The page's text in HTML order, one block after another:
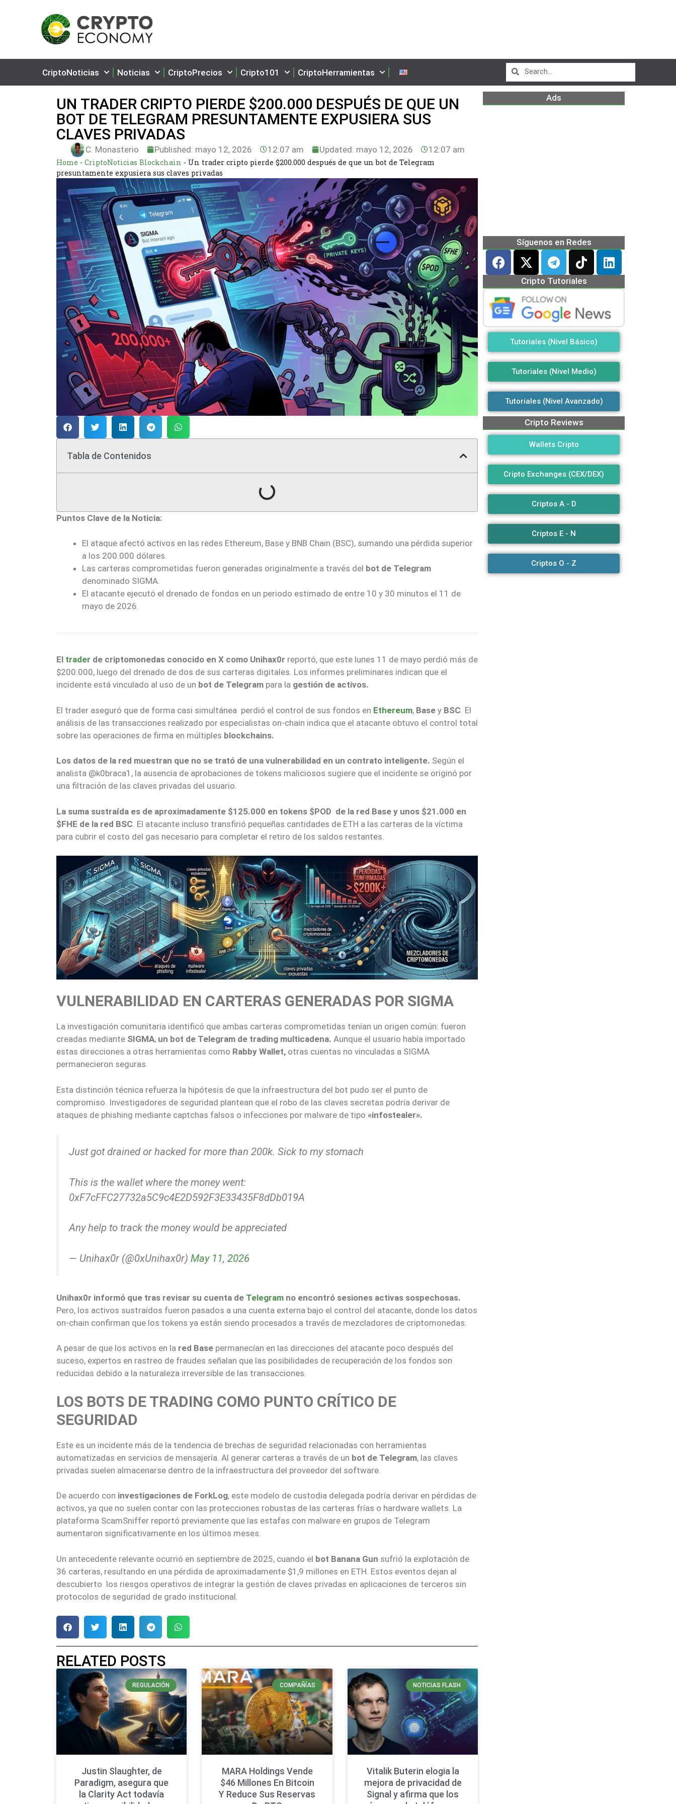
CriptoNoticias Noticias CriptoPrecios Cripto101 CriptoHerramientas
UN TRADER CRIPTO PIERDE $200.000 DESPUÉS DE QUE UN
BOT DE TELEGRAM PRESUNTAMENTE EXPUSIERA SUS
CLAVES PRIVADAS
C. Monasterio Published: mayo 12, 2026 12:07 am Updated: mayo 12, 2026 12:07 am
Home - CriptoNoticias Blockchain - Un trader cripto pierde $200.000 después de que un bot de Telegram
presuntamente expusiera sus claves privadas
Tabla de Contenidos
Puntos Clave de la Noticia:
El ataque afectó activos en las redes Ethereum, Base y BNB Chain (BSC), sumando una pérdida superior
a los 200.000 dólares.
Las carteras comprometidas fueron generadas originalmente a través del bot de Telegram
denominado SIGMA.
El atacante ejecutó el drenado de fondos en un periodo estimado de entre 10 y 30 minutos el 11 de
mayo de 2026.
El trader de criptomonedas conocido en X como Unihax0r reportó, que este lunes 11 de mayo perdió más de
$200.000, luego del drenado de dos de sus carteras digitales. Los informes preliminares indican que el
incidente está vinculado al uso de un bot de Telegram para la gestión de activos.
El trader aseguró que de forma casi simultánea perdió el control de sus fondos en Ethereum, Base y BSC . El
análisis de las transacciones realizado por especialistas on-chain indica que el atacante obtuvo el control total
sobre las operaciones de firma en múltiples blockchains.
Los datos de la red muestran que no se trató de una vulnerabilidad en un contrato inteligente. Según el
analista @k0braca1, la ausencia de aprobaciones de tokens maliciosos sugiere que el incidente se originó por
una filtración de las claves privadas del usuario.
La suma sustraída es de aproximadamente $125.000 en tokens $POD de la red Base y unos $21.000 en
$FHE de la red BSC . El atacante incluso transfirió pequeñas cantidades de ETH a las carteras de la víctima
para cubrir el costo del gas necesario para completar el retiro de los saldos restantes.
VULNERABILIDAD EN CARTERAS GENERADAS POR SIGMA
La investigación comunitaria identificó que ambas carteras comprometidas tenían un origen común: fueron
creadas mediante SIGMA, un bot de Telegram de trading multicadena. Aunque el usuario había importado
estas direcciones a otras herramientas como Rabby Wallet, otras cuentas no vinculadas a SIGMA
permanecieron seguras.
Esta distinción técnica refuerza la hipótesis de que la infraestructura del bot pudo ser el punto de
compromiso. Investigadores de seguridad plantean que el robo de las claves secretas podría derivar de
ataques de phishing mediante captchas falsos o infecciones por malware de tipo «infostealer».
Just got drained or hacked for more than 200k. Sick to my stomach
This is the wallet where the money went:
0xF7cFFC27732a5C9c4E2D592F3E33435F8dDb019A
Any help to track the money would be appreciated
— Unihax0r (@0xUnihax0r) May 11, 2026
Unihax0r informó que tras revisar su cuenta de Telegram no encontró sesiones activas sospechosas.
Pero, los activos sustraídos fueron pasados a una cuenta externa bajo el control del atacante, donde los datos
on-chain confirman que los tokens ya están siendo procesados a través de mezcladores de criptomonedas.
A pesar de que los activos en la red Base permanecían en las direcciones del atacante poco después del
suceso, expertos en rastreo de fraudes señalan que las posibilidades de recuperación de los fondos son
reducidas debido a la naturaleza irreversible de las transacciones.
LOS BOTS DE TRADING COMO PUNTO CRÍTICO DE
SEGURIDAD
Este es un incidente más de la tendencia de brechas de seguridad relacionadas con herramientas
automatizadas en servicios de mensajería. Al generar carteras a través de un bot de Telegram, las claves
privadas suelen almacenarse dentro de la infraestructura del proveedor del software.
De acuerdo con investigaciones de ForkLog, este modelo de custodia delegada podría derivar en pérdidas de
activos, ya que no suelen contar con las protecciones robustas de las carteras frías o hardware wallets. La
plataforma ScamSniffer reportó previamente que las estafas con malware en grupos de Telegram
aumentaron significativamente en los últimos meses.
Un antecedente relevante ocurrió en septiembre de 2025, cuando el bot Banana Gun sufrió la explotación de
36 carteras, resultando en una pérdida de aproximadamente $1,9 millones en ETH. Estos eventos dejan al
descubierto los riesgos operativos de integrar la gestión de claves privadas en aplicaciones de terceros sin
protocolos de seguridad de grado institucional.
RELATED POSTS
REGULACIÓN
Justin Slaughter, de
Paradigm, asegura que
la Clarity Act todavía
COMPAÑÍAS
MARA Holdings Vende
$46 Millones En Bitcoin
Y Reduce Sus Reservas
NOTICIAS FLASH
Vitalik Buterin elogia la
mejora de privacidad de
Signal y afirma que los
Ads
Síguenos en Redes
Cripto Tutoriales
Tutoriales (Nivel Básico)
Tutoriales (Nivel Medio)
Tutoriales (Nivel Avanzado)
Cripto Reviews
Wallets Cripto
Cripto Exchanges (CEX/DEX)
Criptos A - D
Criptos E - N
Criptos O - Z